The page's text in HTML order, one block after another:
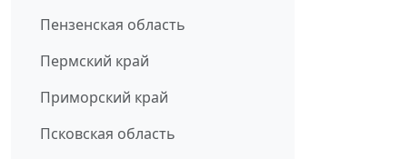
Пензенская область
Пермский край
Приморский край
Псковская область